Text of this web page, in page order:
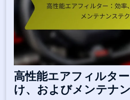
高性能エアフィルタ
け、およびメンテナ